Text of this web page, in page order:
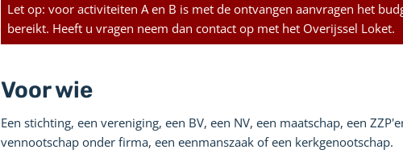
Let op: voor activiteiten A en B is met de ontvangen aanvragen het
bereikt. Heeft u vragen neem dan contact op met het Overijssel Loket.
Voor wie
Een stichting, een vereniging, een BV, een NV, een maatschap, een
vennootschap onder firma, een eenmanszaak of een kerkgenootschap.